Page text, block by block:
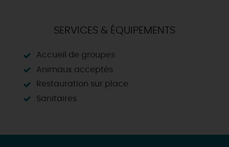
SERVICES & ÉQUIPEMENTS
Accueil de groupes
Animaux acceptés
Restauration sur place
Sanitaires